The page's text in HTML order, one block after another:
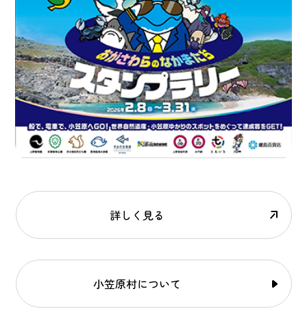
詳しく見る
小笠原村について